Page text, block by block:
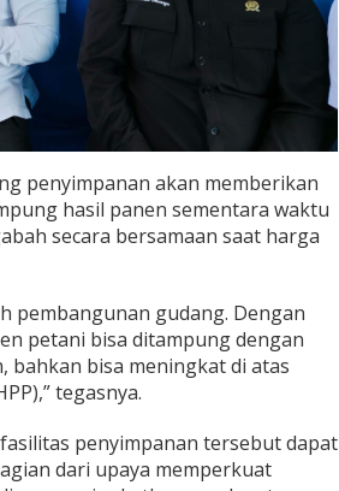
penyimpanan akan memberikan
hasil panen sementara waktu
secara bersamaan saat harga
pembangunan gudang. Dengan
petani bisa ditampung dengan
bahkan bisa meningkat di atas
tegasnya.
penyimpanan tersebut dapat
dari upaya memperkuat